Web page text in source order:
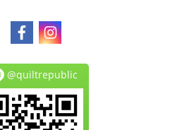
@quiltrepublic